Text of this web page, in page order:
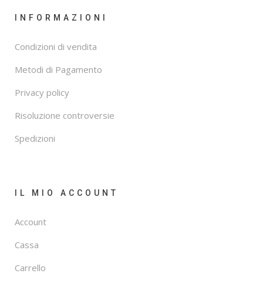
INFORMAZIONI
Condizioni di vendita
Metodi di Pagamento
Privacy policy
Risoluzione controversie
Spedizioni
IL MIO ACCOUNT
Account
Cassa
Carrello